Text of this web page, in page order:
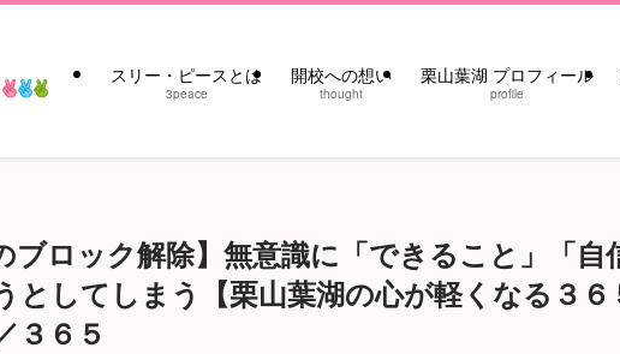
スリー・ピースとは
3peace
開校への想い
thought
栗山葉湖 プロフィール
profile
ブロック解除】無意識に「できること」「自
としてしまう【栗山葉湖の心が軽くなる３６
３６５